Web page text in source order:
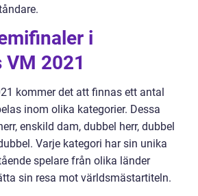
i
2021
kommer det att finnas ett antal
inom olika kategorier. Dessa
enskild dam, dubbel herr, dubbel
Varje kategori har sin unika
spelare från olika länder
sin resa mot världsmästartiteln.